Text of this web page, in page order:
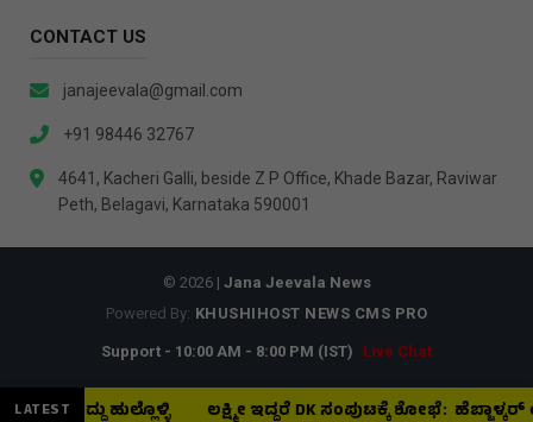
CONTACT US
janajeevala@gmail.com
+91 98446 32767
4641, Kacheri Galli, beside Z P Office, Khade Bazar, Raviwar
Peth, Belagavi, Karnataka 590001
© 2026 | Jana Jeevala News
Powered By: KHUSHIHOST NEWS CMS PRO
Support - 10:00 AM - 8:00 PM (IST) Live Chat
LATEST
ಸಿದ್ದು ಹುಲ್ಲೊಳ್ಳಿ ಲಕ್ಷ್ಮೀ ಇದ್ದರೆ DK ಸಂಪುಟಕ್ಕೆ ಶೋಭೆ: